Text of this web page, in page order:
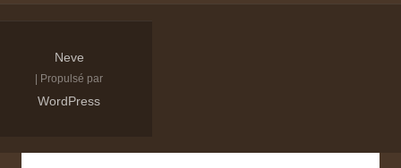
Neve
| Propulsé par
WordPress